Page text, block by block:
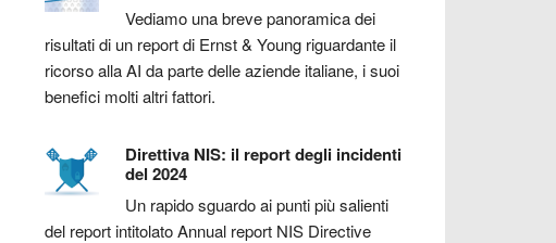
Vediamo una breve panoramica dei
risultati di un report di Ernst & Young riguardante il
ricorso alla AI da parte delle aziende italiane, i suoi
benefici molti altri fattori.
Direttiva NIS: il report degli incidenti
del 2024
Un rapido sguardo ai punti più salienti
del report intitolato Annual report NIS Directive